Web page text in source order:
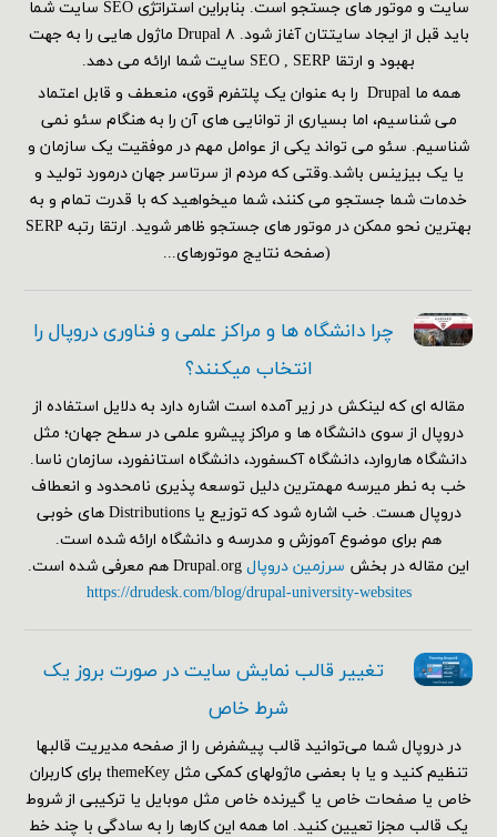
سایت و موتور های جستجو است. بنابراین استراتژی SEO سایت شما
باید قبل از ایجاد سایتتان آغاز شود. Drupal ۸ ماژول هایی را به جهت
بهبود و ارتقا SEO , SERP سایت شما ارائه می دهد.
همه ما Drupal را به عنوان یک پلتفرم قوی، منعطف و قابل اعتماد
می شناسیم، اما بسیاری از توانایی های آن را به هنگام سئو نمی
شناسیم. سئو می تواند یکی از عوامل مهم در موفقیت یک سازمان و
یا یک بیزینس باشد.وقتی که مردم از سرتاسر جهان درمورد تولید و
خدمات شما جستجو می کنند، شما میخواهید که با قدرت تمام و به
بهترین نحو ممکن در موتور های جستجو ظاهر شوید. ارتقا رتبه SERP
(صفحه نتایج موتورهای...
چرا دانشگاه ها و مراکز علمی و فناوری دروپال را
انتخاب میکنند؟
مقاله ای که لینکش در زیر آمده است اشاره دارد به دلایل استفاده از
دروپال از سوی دانشگاه ها و مراکز پیشرو علمی در سطح جهان؛ مثل
دانشگاه هاروارد، دانشگاه آکسفورد، دانشگاه استانفورد، سازمان ناسا.
خب به نطر میرسه مهمترین دلیل توسعه پذیری نامحدود و انعطاف
دروپال هست. خب اشاره شود که توزیع یا Distributions های خوبی
هم برای موضوع آموزش و مدرسه و دانشگاه ارائه شده است.
این مقاله در بخش سرزمین دروپالDrupal.org هم معرفی شده است.
https://drudesk.com/blog/drupal-university-websites
تغییر قالب نمایش سایت در صورت بروز یک
شرط خاص
در دروپال شما می‌توانید قالب پیشفرض را از صفحه مدیریت قالبها
تنظیم کنید و یا با بعضی ماژولهای کمکی مثل themeKey برای کاربران
خاص یا صفحات خاص یا گیرنده خاص مثل موبایل یا ترکیبی از شروط
یک قالب مجزا تعیین کنید. اما همه این کارها را به سادگی با چند خط